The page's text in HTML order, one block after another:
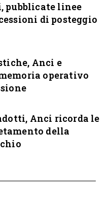
pubblicate linee
di posteggio
Anci e
operativo
Anci ricorda le
della